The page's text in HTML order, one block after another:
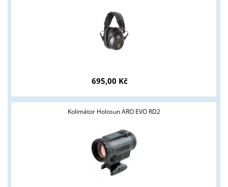
695,00 Kč
Kolimátor Holosun ARO EVO RD2
Tyto stránky jsou určeny pouze odborné veřejnosti od 18 let a
ANO NE